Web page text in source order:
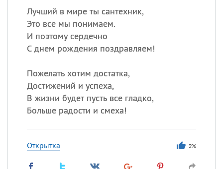
Лучший в мире ты сантехник,
Это все мы понимаем.
И поэтому сердечно
С днем рождения поздравляем!
Пожелать хотим достатка,
Достижений и успеха,
В жизни будет пусть все гладко,
Больше радости и смеха!
Открытка 396